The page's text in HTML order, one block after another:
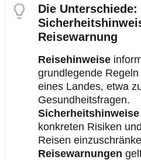
Die
Reisewarnung
Reisehinweise
grundlegende
eines Landes, etwa
Gesundheitsfragen.
Sicherheitshinweise
konkreten Risiken
Reisen
Reisewarnungen